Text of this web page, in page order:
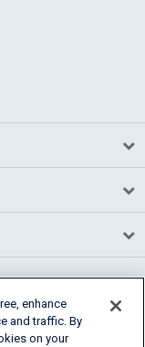
enhance
and traffic. By
on your